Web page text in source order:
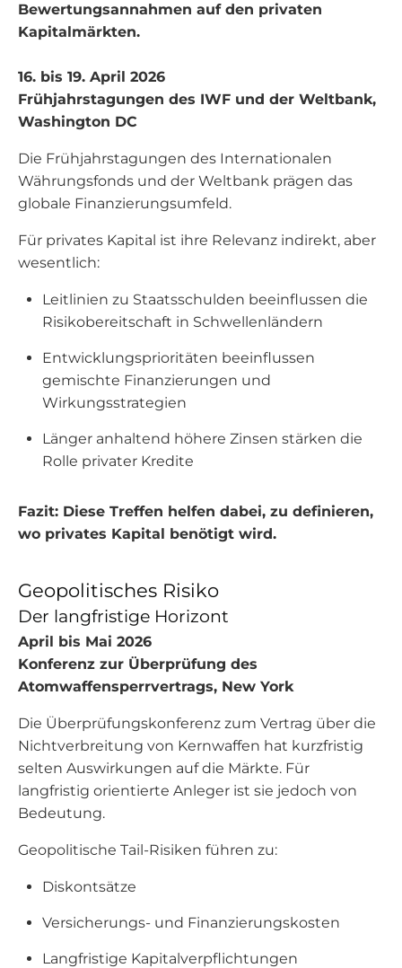
Bewertungsannahmen auf den privaten
Kapitalmärkten.
16. bis 19. April 2026
Frühjahrstagungen des IWF und der Weltbank,
Washington DC
Die Frühjahrstagungen des Internationalen
Währungsfonds und der Weltbank prägen das
globale Finanzierungsumfeld.
Für privates Kapital ist ihre Relevanz indirekt, aber
wesentlich:
Leitlinien zu Staatsschulden beeinflussen die
Risikobereitschaft in Schwellenländern
Entwicklungsprioritäten beeinflussen
gemischte Finanzierungen und
Wirkungsstrategien
Länger anhaltend höhere Zinsen stärken die
Rolle privater Kredite
Fazit: Diese Treffen helfen dabei, zu definieren,
wo privates Kapital benötigt wird.
Geopolitisches Risiko
Der langfristige Horizont
April bis Mai 2026
Konferenz zur Überprüfung des
Atomwaffensperrvertrags, New York
Die Überprüfungskonferenz zum Vertrag über die
Nichtverbreitung von Kernwaffen hat kurzfristig
selten Auswirkungen auf die Märkte. Für
langfristig orientierte Anleger ist sie jedoch von
Bedeutung.
Geopolitische Tail-Risiken führen zu:
Diskontsätze
Versicherungs- und Finanzierungskosten
Langfristige Kapitalverpflichtungen